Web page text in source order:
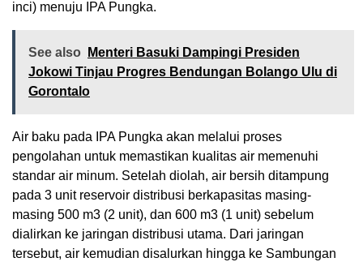
inci) menuju IPA Pungka.
See also
Menteri Basuki Dampingi Presiden
Jokowi Tinjau Progres Bendungan Bolango Ulu di
Gorontalo
Air baku pada IPA Pungka akan melalui proses
pengolahan untuk memastikan kualitas air memenuhi
standar air minum. Setelah diolah, air bersih ditampung
pada 3 unit reservoir distribusi berkapasitas masing-
masing 500 m3 (2 unit), dan 600 m3 (1 unit) sebelum
dialirkan ke jaringan distribusi utama. Dari jaringan
tersebut, air kemudian disalurkan hingga ke Sambungan